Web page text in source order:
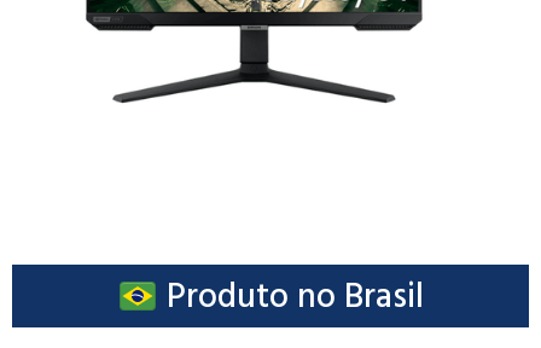
Produto no Brasil